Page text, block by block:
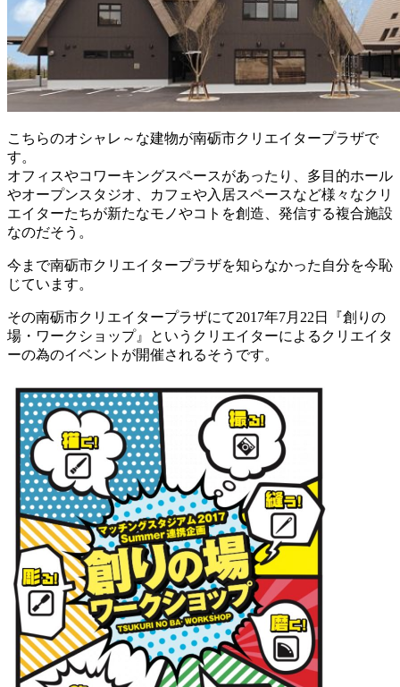
こちらのオシャレ～な建物が南砺市クリエイタープラザで
す。
オフィスやコワーキングスペースがあったり、多目的ホール
やオープンスタジオ、カフェや入居スペースなど様々なクリ
エイターたちが新たなモノやコトを創造、発信する複合施設
なのだそう。
今まで南砺市クリエイタープラザを知らなかった自分を今恥
じています。
その南砺市クリエイタープラザにて2017年7月22日『創りの
場・ワークショップ』というクリエイターによるクリエイタ
ーの為のイベントが開催されるそうです。